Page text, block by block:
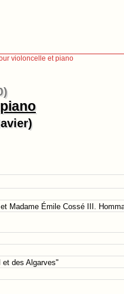
violoncelle et piano
Madame Émile Cossé III.
des Algarves"